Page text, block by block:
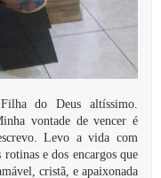
do Deus altíssimo.
vontade de vencer é
Levo a vida com
rotinas e dos encargos que
cristã, e apaixonada